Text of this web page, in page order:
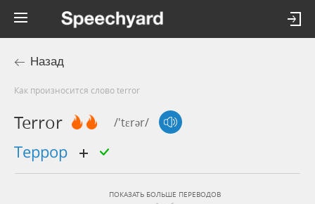
Назад
Как произносится слово terror
Terror /'tɛrər/
террор
ПОКАЗАТЬ БОЛЬШЕ ПЕРЕВОДОВ